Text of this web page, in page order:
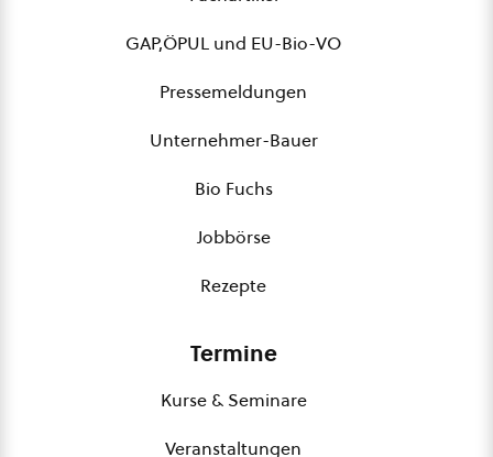
GAP,ÖPUL und EU-Bio-VO
Pressemeldungen
Unternehmer-Bauer
Bio Fuchs
Jobbörse
Rezepte
Termine
Kurse & Seminare
Veranstaltungen